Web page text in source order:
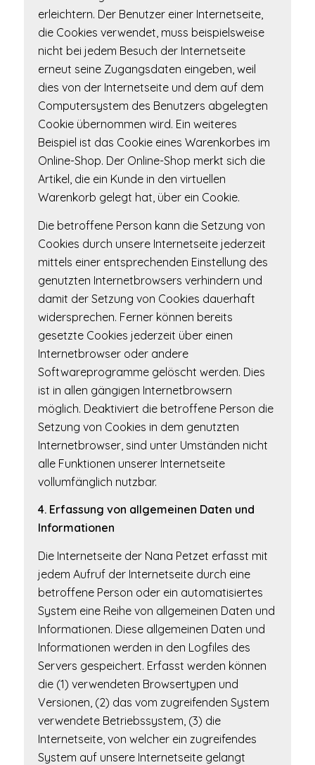
erleichtern. Der Benutzer einer Internetseite,
die Cookies verwendet, muss beispielsweise
nicht bei jedem Besuch der Internetseite
erneut seine Zugangsdaten eingeben, weil
dies von der Internetseite und dem auf dem
Computersystem des Benutzers abgelegten
Cookie übernommen wird. Ein weiteres
Beispiel ist das Cookie eines Warenkorbes im
Online-Shop. Der Online-Shop merkt sich die
Artikel, die ein Kunde in den virtuellen
Warenkorb gelegt hat, über ein Cookie.
Die betroffene Person kann die Setzung von
Cookies durch unsere Internetseite jederzeit
mittels einer entsprechenden Einstellung des
genutzten Internetbrowsers verhindern und
damit der Setzung von Cookies dauerhaft
widersprechen. Ferner können bereits
gesetzte Cookies jederzeit über einen
Internetbrowser oder andere
Softwareprogramme gelöscht werden. Dies
ist in allen gängigen Internetbrowsern
möglich. Deaktiviert die betroffene Person die
Setzung von Cookies in dem genutzten
Internetbrowser, sind unter Umständen nicht
alle Funktionen unserer Internetseite
vollumfänglich nutzbar.
4. Erfassung von allgemeinen Daten und
Informationen
Die Internetseite der Nana Petzet erfasst mit
jedem Aufruf der Internetseite durch eine
betroffene Person oder ein automatisiertes
System eine Reihe von allgemeinen Daten und
Informationen. Diese allgemeinen Daten und
Informationen werden in den Logfiles des
Servers gespeichert. Erfasst werden können
die (1) verwendeten Browsertypen und
Versionen, (2) das vom zugreifenden System
verwendete Betriebssystem, (3) die
Internetseite, von welcher ein zugreifendes
System auf unsere Internetseite gelangt